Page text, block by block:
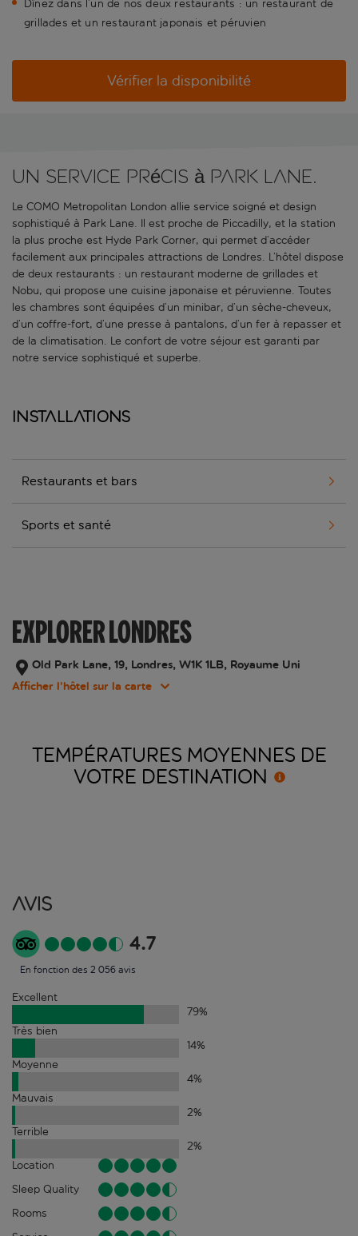
Dînez dans l’un de nos deux restaurants : un restaurant de
grillades et un restaurant japonais et péruvien
Vérifier la disponibilité
Un service précis à Park Lane.
Le COMO Metropolitan London allie service soigné et design
sophistiqué à Park Lane. Il est proche de Piccadilly, et la station
la plus proche est Hyde Park Corner, qui permet d’accéder
facilement aux principales attractions de Londres. L’hôtel dispose
de deux restaurants : un restaurant moderne de grillades et
Nobu, qui propose une cuisine japonaise et péruvienne. Toutes
les chambres sont équipées d’un minibar, d’un sèche-cheveux,
d’un coffre-fort, d’une presse à pantalons, d’un fer à repasser et
de la climatisation. Le confort de votre séjour est garanti par
notre service sophistiqué et superbe.
Installations
Restaurants et bars
Sports et santé
EXPLORER LONDRES
Old Park Lane, 19, Londres, W1K 1LB, Royaume Uni
Afficher l’hôtel sur la carte
TEMPÉRATURES MOYENNES DE
VOTRE DESTINATION
Avis
4.7
En fonction des 2 056 avis
Excellent
79%
Très bien
14%
Moyenne
4%
Mauvais
2%
Terrible
2%
Location
Sleep Quality
Rooms